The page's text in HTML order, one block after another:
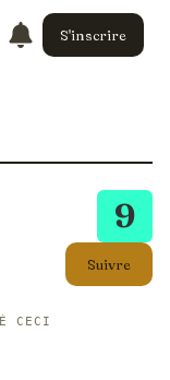
S'inscrire
9
Suivre
CECI